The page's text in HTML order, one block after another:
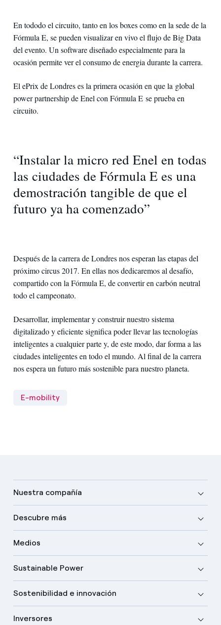
En tododo el circuito, tanto en los boxes como en la sede de la
Fórmula E, se pueden visualizar en vivo el flujo de Big Data
del evento. Un software diseñado especialmente para la
ocasión permite ver el consumo de energia durante la carrera.
El ePrix de Londres es la primera ocasión en que la global
power partnership de Enel con Fórmula E se prueba en
circuito.
“Instalar la micro red Enel en todas
las ciudades de Fórmula E es una
demostración tangible de que el
futuro ya ha comenzado”
Después de la carrera de Londres nos esperan las etapas del
próximo circus 2017. En ellas nos dedicaremos al desafío,
compartido con la Fórmula E, de convertir en carbón neutral
todo el campeonato.
Desarrollar, implementar y construir nuestro sistema
digitalizado y eficiente significa poder llevar las tecnologías
inteligentes a cualquier parte y, de este modo, dar forma a las
ciudades inteligentes en todo el mundo. Al final de la carrera
nos espera un futuro más sostenible para nuestro planeta.
E-mobility
Nuestra compañía
Descubre más
Medios
Sustainable Power
Sostenibilidad e innovación
Inversores